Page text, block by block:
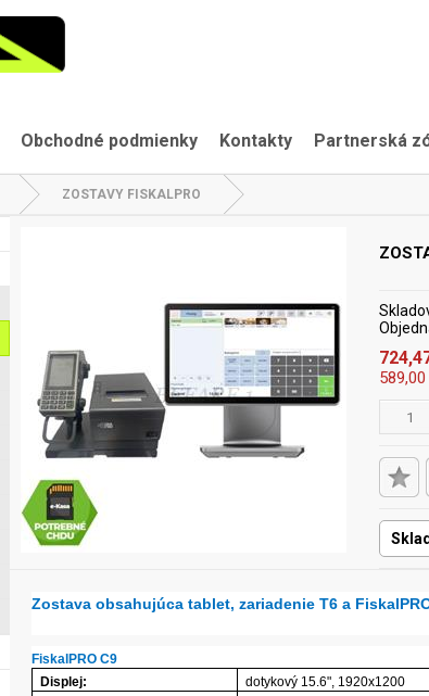
Obchodné podmienky Kontakty Partnerská
ZOSTAVY FISKALPRO
589,00
Zostava obsahujúca tablet, zariadenie T6 a
FiskalPRO C9
Displej:
dotykový 15.6", 1920x1200